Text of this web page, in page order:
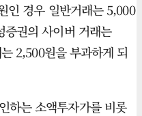
인 경우 일반거래는 5,000
증권의 사이버 거래는
2,500원을 부과하게 되
하는 소액투자가를 비롯